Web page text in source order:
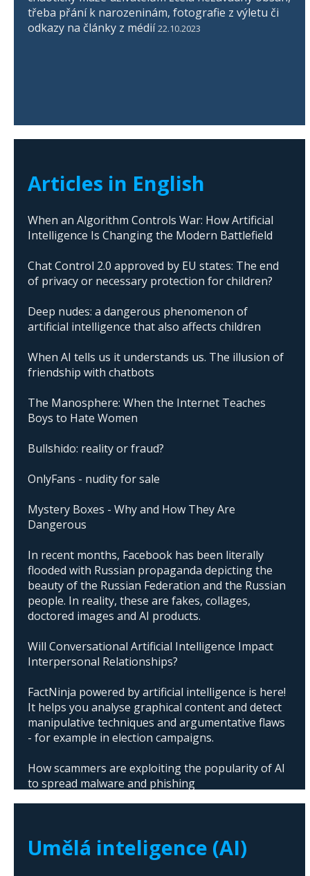
třeba přání k narozeninám, fotografie z výletu či
odkazy na články z médií 22.10.2023
Articles in English
When an Algorithm Controls War: How Artificial
Intelligence Is Changing the Modern Battlefield
Chat Control 2.0 approved by EU states: The end
of privacy or necessary protection for children?
Deep nudes: a dangerous phenomenon of
artificial intelligence that also affects children
When AI tells us it understands us. The illusion of
friendship with chatbots
The Manosphere: When the Internet Teaches
Boys to Hate Women
Bullshido: reality or fraud?
OnlyFans - nudity for sale
Mystery Boxes - Why and How They Are
Dangerous
In recent months, Facebook has been literally
flooded with Russian propaganda depicting the
beauty of the Russian Federation and the Russian
people. In reality, these are fakes, collages,
doctored images and AI products.
Will Conversational Artificial Intelligence Impact
Interpersonal Relationships?
FactNinja powered by artificial intelligence is here!
It helps you analyse graphical content and detect
manipulative techniques and argumentative flaws
- for example in election campaigns.
How scammers are exploiting the popularity of AI
to spread malware and phishing
Umělá inteligence (AI)